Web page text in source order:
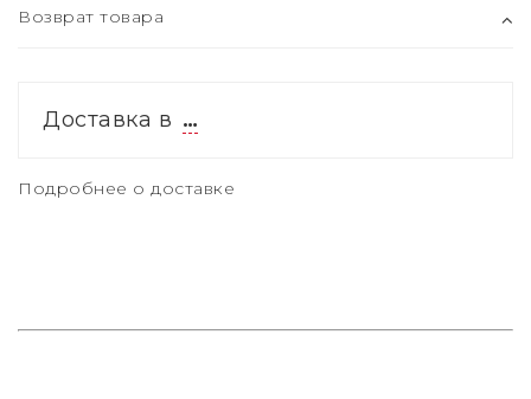
Возврат товара
Доставка в …
Подробнее о доставке